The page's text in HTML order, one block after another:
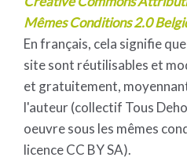
Mêmes Conditions 2.0
En français, cela signifie
site sont réutilisables et
et gratuitement,
l'auteur (collectif Tous
oeuvre sous les mêmes
licence CC BY SA).